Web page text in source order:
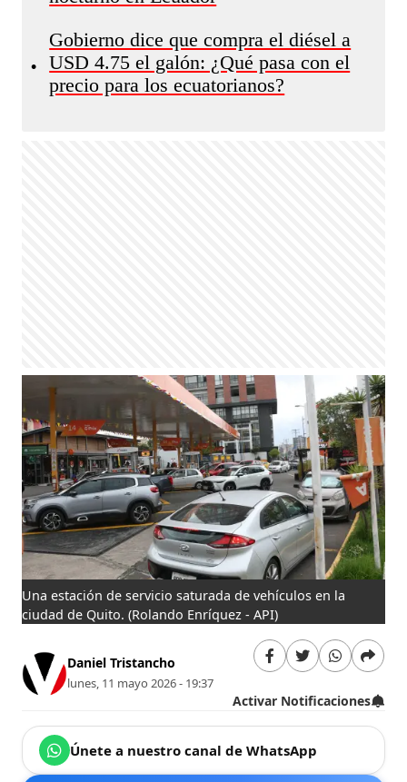
•
Gobierno dice que compra el diésel a
USD 4.75 el galón: ¿Qué pasa con el
precio para los ecuatorianos?
Una estación de servicio saturada de vehículos en la
ciudad de Quito. (Rolando Enríquez - API)
Daniel Tristancho
lunes, 11 mayo 2026 - 19:37
Activar Notificaciones
Únete a nuestro canal de WhatsApp